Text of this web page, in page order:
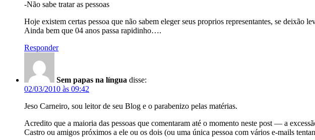
-Não sabe tratar as pessoas
Hoje existem certas pessoa que não sabem eleger seus proprios representantes, se deixão
Ainda bem que 04 anos passa rapidinho….
Responder
Sem papas na língua disse:
02/03/2010 às 09:42
Jeso Carneiro, sou leitor de seu Blog e o parabenizo pelas matérias.
Acredito que a maioria das pessoas que comentaram até o momento neste post — a
Castro ou amigos próximos a ele ou os dois (ou uma única pessoa com vários e-mails